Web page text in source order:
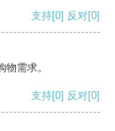
支持[0] 反对[0]
需求。
支持[0] 反对[0]